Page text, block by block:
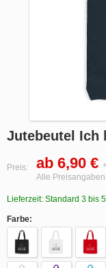
Jutebeutel Ich
Preis: ab 6,90 €
Alle Preisangaben
Lieferzeit: Standard 3 bis
Farbe: